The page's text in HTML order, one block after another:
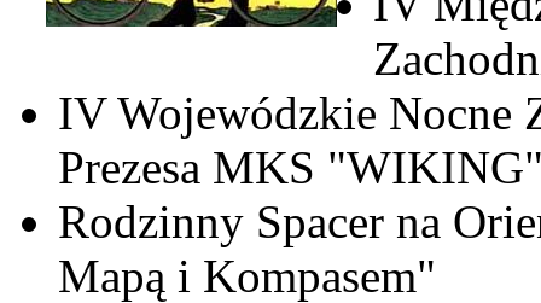
IV Wojewódzkie Nocne
Prezesa MKS
Rodzinny Spacer na
Mapą i Kompasem"